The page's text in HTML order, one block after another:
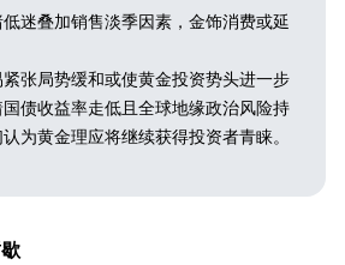
迷叠加销售淡季因素，金饰消费或延
张局势缓和或使黄金投资势头进一步
债收益率走低且全球地缘政治风险持
为黄金理应将继续获得投资者青睐。